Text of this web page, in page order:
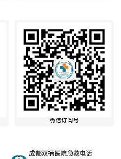
微信订阅号
成都双楠医院急救电话